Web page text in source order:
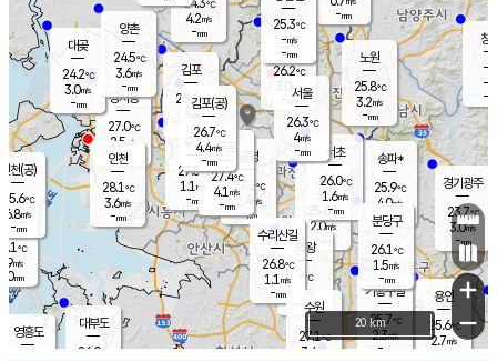
의도
℃
m/s
mm
영흥도
과천
25.6℃
2.0m/s
- mm
용인
25.6℃
2.7m/s
경기광주
23.7℃
3.0m/s
-mm
대부도
26.0
경서동
27.0℃
2.5 m/s
-mm
24.3℃
4.2m/s
-mm
대곶
24.2℃
3.0m/s
-mm
창
-
-m/
-
의왕
- ℃
m/s
mm
김포
26.4℃
-m/s
mm
광명
27.2 ℃
2.4 m/s
-mm
부천
27.5℃
1.1 m/s
-mm
양촌
24.5℃
3.6m/s
-mm
구로
27.4℃
4.1 m/s
-mm
은평
26.2℃
3.0 m/s
- mm
노원
25.8℃
3.2m/s
-mm
송파*
25.9℃
4.0m/s
-mm
서초
26.0℃
1.6m/s
-mm
-mm
기흥구갈
25.7℃
2.3m/s
-
수리산길
26.8℃
1.1 m/s
-mm
분당구
26.1℃
1.5m/s
-mm
25.3℃
-m/s
-mm
인천(공)
25.6℃
6.8m/s
-mm
김포(공)
26.7℃
4.4m/s
-mm
수원
27.1℃
3.4 m/s
인천
28.1℃
3.6m/s
-mm
서울
26.3℃
4m/s
-mm
+
−
20 km